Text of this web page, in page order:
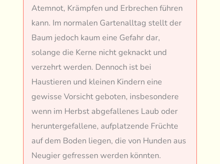
Atemnot, Krämpfen und Erbrechen führen
kann. Im normalen Gartenalltag stellt der
Baum jedoch kaum eine Gefahr dar,
solange die Kerne nicht geknackt und
verzehrt werden. Dennoch ist bei
Haustieren und kleinen Kindern eine
gewisse Vorsicht geboten, insbesondere
wenn im Herbst abgefallenes Laub oder
heruntergefallene, aufplatzende Früchte
auf dem Boden liegen, die von Hunden aus
Neugier gefressen werden könnten.